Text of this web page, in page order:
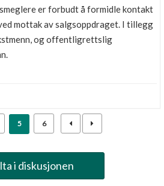
er forbudt å formidle kontakt
mottak av salgsoppdraget. I tillegg
og offentligrettslig
5 6
i diskusjonen